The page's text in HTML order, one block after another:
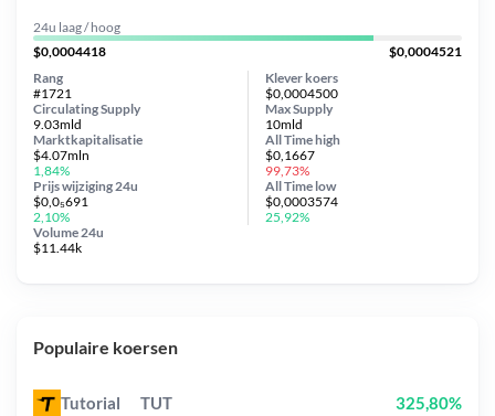
24u laag / hoog
$0,0004418
$0,0004521
Klever koers
$0,0004500
Circulating Supply
9.03mld
Prijs wijziging 24u
$0,0₅691
2,10%
Max Supply
10mld
Marktkapitalisatie
$4.07mln
1,84%
Volume 24u
$11.44k
Rang
#1721
All Timehigh
$0,1667
99,73%
All Time low
$0,0003574
25,92%
Populaire koersen
Tutorial TUT 325,80%